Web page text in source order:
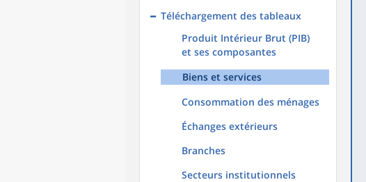
Téléchargement des tableaux
Produit Intérieur Brut (PIB)
et ses composantes
Biens et services
Consommation des ménages
Échanges extérieurs
Branches
Secteurs institutionnels